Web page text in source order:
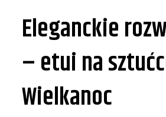
Eleganckie
– etui na
Wielkanoc